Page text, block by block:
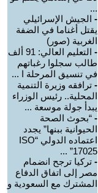
...
- الجيش الإسرائيلي
يقتل أغناما في الضفة
الغربية (صور)
-
التعليم العالي: 91 ألف
طالب سجلوا رغباتهم
في تنسيق المرحلة ا ...
- ترافقه وزيرة التنمية
المحلية.. رئيس الوزراء
يبدأ جولة موسعة ...
- “بحوث الصحة
الحيوانية ببنها” يجدد
اعتماده الدولي “ISO
17025” ...
- تركيا ترجح انضمام
مصر إلى اتفاق الدفاع
المشترك مع السعودية و